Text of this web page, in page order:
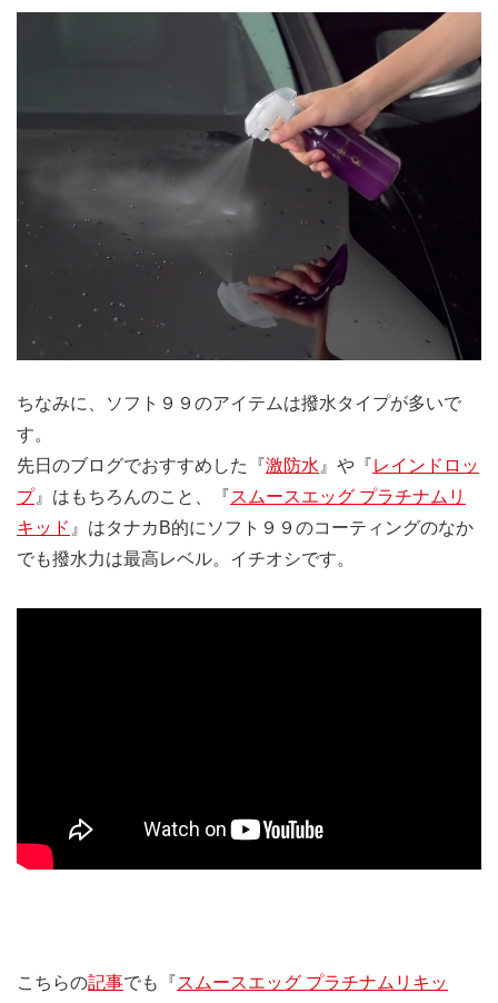
ちなみに、ソフト９９のアイテムは撥水タイプが多いで
す。
先日のブログでおすすめした『激防水 』や『レインドロッ
プ』はもちろんのこと、『スムースエッグ プラチナムリ
キッド 』はタナカB的にソフト９９のコーティングのなか
でも撥水力は最高レベル。イチオシです。
こちらの記事でも『スムースエッグ プラチナムリキッ